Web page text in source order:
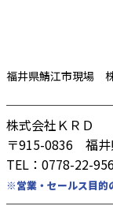
福井県鯖江市現場
株式会社ＫＲＤ
〒915-0836 福井
TEL：0778-22-
※営業・セールス目的